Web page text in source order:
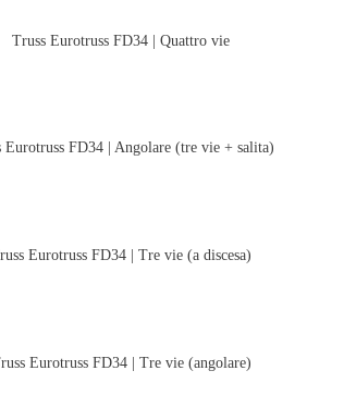
Truss Eurotruss FD34 | Quattro vie
Eurotruss FD34 | Angolare (tre vie + salita)
Eurotruss FD34 | Tre vie (a discesa)
Eurotruss FD34 | Tre vie (angolare)